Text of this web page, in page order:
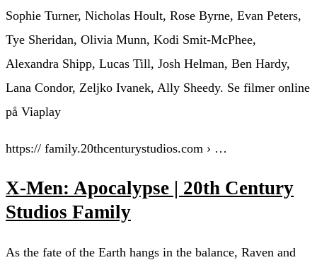
Sophie Turner, Nicholas Hoult, Rose Byrne, Evan Peters,
Tye Sheridan, Olivia Munn, Kodi Smit-McPhee,
Alexandra Shipp, Lucas Till, Josh Helman, Ben Hardy,
Lana Condor, Zeljko Ivanek, Ally Sheedy. Se filmer online
på Viaplay
https:// family.20thcenturystudios.com › …
X-Men: Apocalypse | 20th Century
Studios Family
As the fate of the Earth hangs in the balance, Raven and